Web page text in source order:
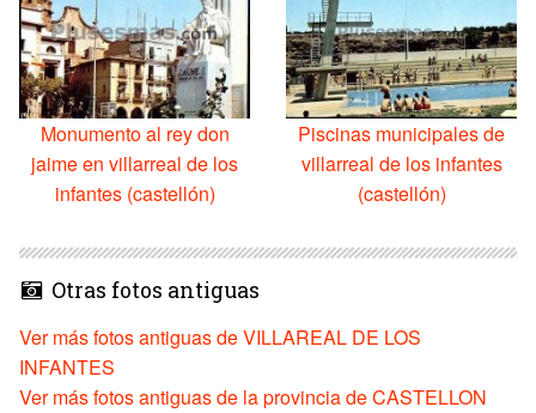
Monumento al rey don
jaime en villarreal de los
infantes (castellón)
Piscinas municipales de
villarreal de los infantes
(castellón)
Otras fotos antiguas
Ver más fotos antiguas de VILLAREAL DE LOS
INFANTES
Ver más fotos antiguas de la provincia de CASTELLON